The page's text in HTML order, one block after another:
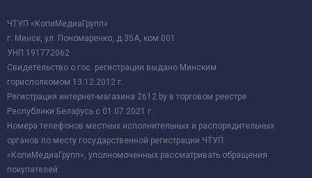
ЧТУП «КопиМедиаГрупп»
г. Минск, ул. Пономаренко, д.35А, ком.001
УНП 191772062
Свидетельство о гос. регистрации выдано Минским
горисполкомом 13.12.2012 г.
Регистрация интернет-магазина 2612.by в торговом реестре
Республики Беларусь с 01.07.2021 г.
Номера телефонов местных исполнительных и распорядительных
органов по месту государственной регистрации ЧТУП
«КопиМедиаГрупп», уполномоченных рассматривать обращения
покупателей: